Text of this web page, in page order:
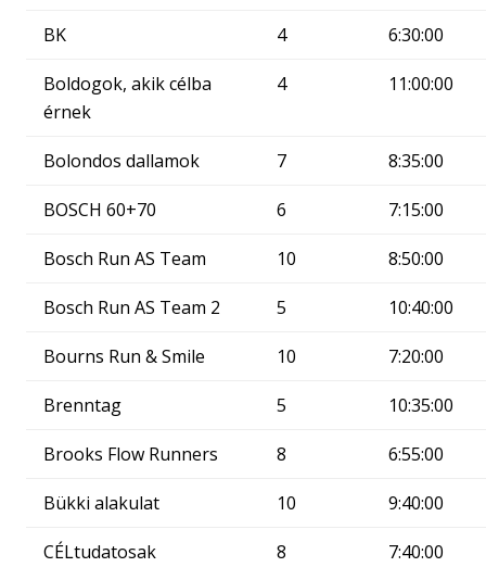
BK 4 6:30:00
Boldogok, akik célba
érnek
4 11:00:00
Bolondos dallamok 7 8:35:00
BOSCH 60+70 6 7:15:00
Bosch Run AS Team 10 8:50:00
Bosch Run AS Team 2 5 10:40:00
Bourns Run & Smile 10 7:20:00
Brenntag 5 10:35:00
Brooks Flow Runners 8 6:55:00
Bükki alakulat 10 9:40:00
CÉLtudatosak 8 7:40:00